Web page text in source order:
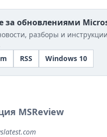
за обновлениями
разборы и
RSS Windows 10
MSReview